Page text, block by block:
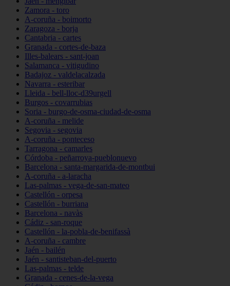
Zamora - toro
A-coruña - boimorto
Zaragoza - borja
Cantabria - cartes
Granada - cortes-de-baza
Illes-balears - sant-joan
Salamanca - vitigudino
Badajoz - valdelacalzada
Navarra - esteribar
Lleida - bell-lloc-d39urgell
Burgos - covarrubias
Soria - burgo-de-osma-ciudad-de-osma
A-coruña - melide
Segovia - segovia
A-coruña - ponteceso
Tarragona - camarles
Córdoba - peñarroya-pueblonuevo
Barcelona - santa-margarida-de-montbui
A-coruña - a-laracha
Las-palmas - vega-de-san-mateo
Castellón - orpesa
Castellón - burriana
Barcelona - navàs
Cádiz - san-roque
Castellón - la-pobla-de-benifassà
A-coruña - cambre
Jaén - bailén
Jaén - santisteban-del-puerto
Las-palmas - telde
Granada - cenes-de-la-vega